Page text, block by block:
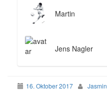
Martin
Jens Nagler
16. Oktober 2017 Jasmin